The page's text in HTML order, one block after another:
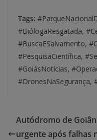
Tags:
#BiólogaResgatada,
#BuscaESalvamento,
#PesquisaCientífica,
#GoiásNotícias,
#DronesNaSegurança,
Autódromo de
urgente após falhas